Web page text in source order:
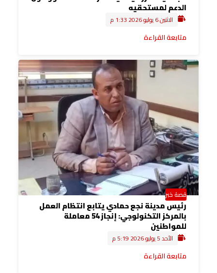
الدعم لمستحقيه
الاثنين 6 يوليو 2026 1:33 م
متابعة القراءة
قصة خبر
رئيس مدينة نجع حمادي يتابع انتظام العمل
بالمركز التكنولوجي: إنجاز 54 معاملة
للمواطنين
الأحد 5 يوليو 2026 5:19 م
متابعة القراءة